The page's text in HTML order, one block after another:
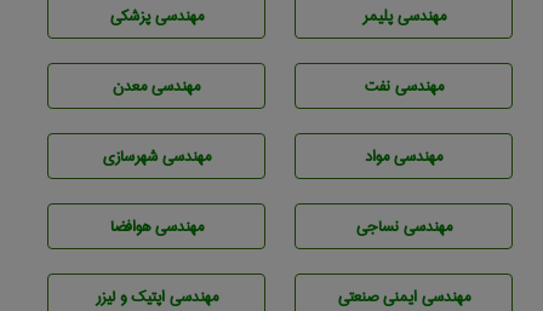
مهندسی پليمر مهندسی پزشکی
مهندسی نفت مهندسی معدن
مهندسی مواد مهندسی شهرسازی
مهندسي نساجی مهندسی هوافضا
مهندسی ایمنی صنعتی مهندسی اپتیک و لیزر